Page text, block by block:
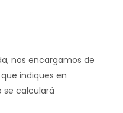
nos encargamos de
indiques en
se calculará